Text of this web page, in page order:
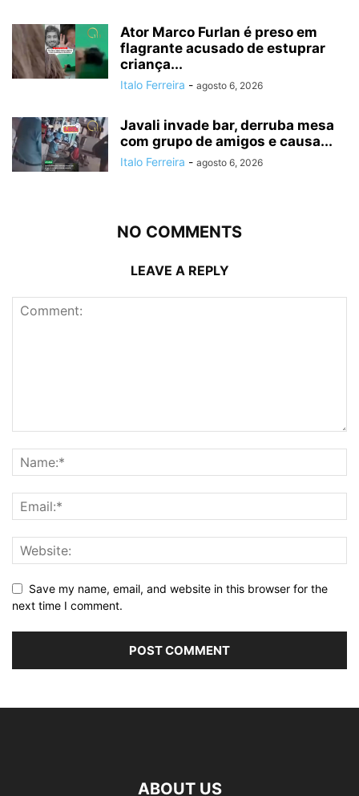
Ator Marco Furlan é preso em
flagrante acusado de estuprar
criança...
Italo Ferreira - agosto 6, 2026
Javali invade bar, derruba mesa
com grupo de amigos e causa...
Italo Ferreira - agosto 6, 2026
NO COMMENTS
LEAVE A REPLY
Save my name, email, and website in this browser for the
next time I comment.
ABOUT US